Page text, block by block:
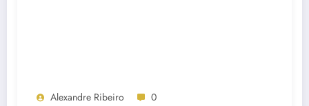
Alexandre Ribeiro 0